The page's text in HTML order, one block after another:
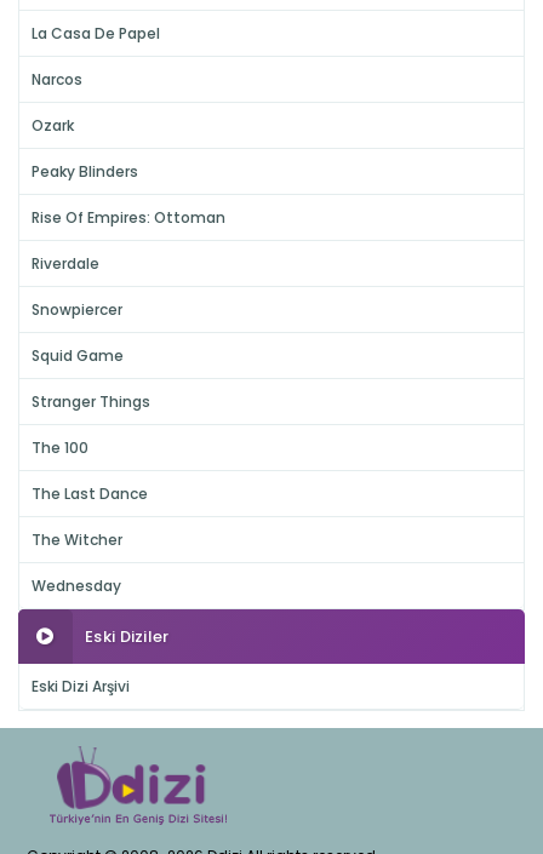
La Casa De Papel
Narcos
Ozark
Peaky Blinders
Rise Of Empires: Ottoman
Riverdale
Snowpiercer
Squid Game
Stranger Things
The 100
The Last Dance
The Witcher
Wednesday
Eski Diziler
Eski Dizi Arşivi